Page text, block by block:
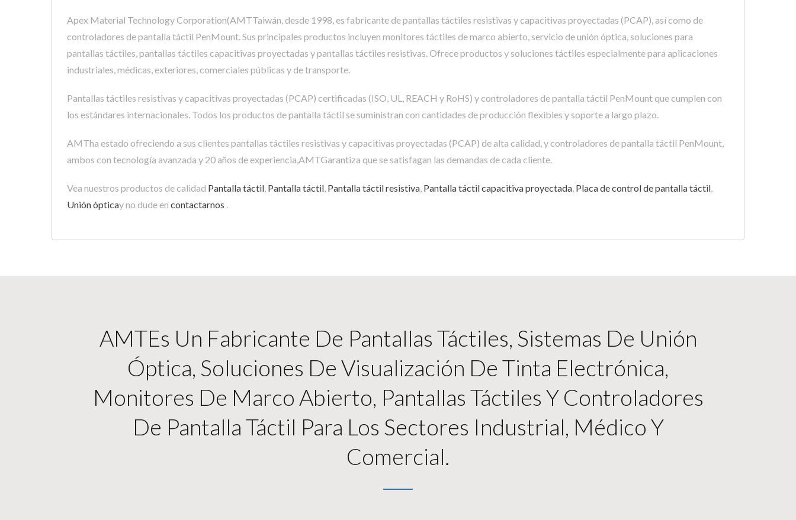
Apex Material Technology Corporation(AMTTaiwán, desde 1998, es fabricante de pantallas táctiles resistivas y capacitivas proyectadas (PCAP), así como de
controladores de pantalla táctil PenMount. Sus principales productos incluyen monitores táctiles de marco abierto, servicio de unión óptica, soluciones para
pantallas táctiles, pantallas táctiles capacitivas proyectadas y pantallas táctiles resistivas. Ofrece productos y soluciones táctiles especialmente para aplicaciones
industriales, médicas, exteriores, comerciales públicas y de transporte.
Pantallas táctiles resistivas y capacitivas proyectadas (PCAP) certificadas (ISO, UL, REACH y RoHS) y controladores de pantalla táctil PenMount que cumplen con
los estándares internacionales. Todos los productos de pantalla táctil se suministran con cantidades de producción flexibles y soporte a largo plazo.
AMTha estado ofreciendo a sus clientes pantallas táctiles resistivas y capacitivas proyectadas (PCAP) de alta calidad, y controladores de pantalla táctil PenMount,
ambos con tecnología avanzada y 20 años de experiencia,AMTGarantiza que se satisfagan las demandas de cada cliente.
Vea nuestros productos de calidad Pantalla táctil, Pantalla táctil, Pantalla táctil resistiva, Pantalla táctil capacitiva proyectada, Placa de control de pantalla táctil,
Unión ópticay no dude en contactarnos .
AMTEs Un Fabricante De Pantallas Táctiles, Sistemas De Unión
Óptica, Soluciones De Visualización De Tinta Electrónica,
Monitores De Marco Abierto, Pantallas Táctiles Y Controladores
De Pantalla Táctil Para Los Sectores Industrial, Médico Y
Comercial.